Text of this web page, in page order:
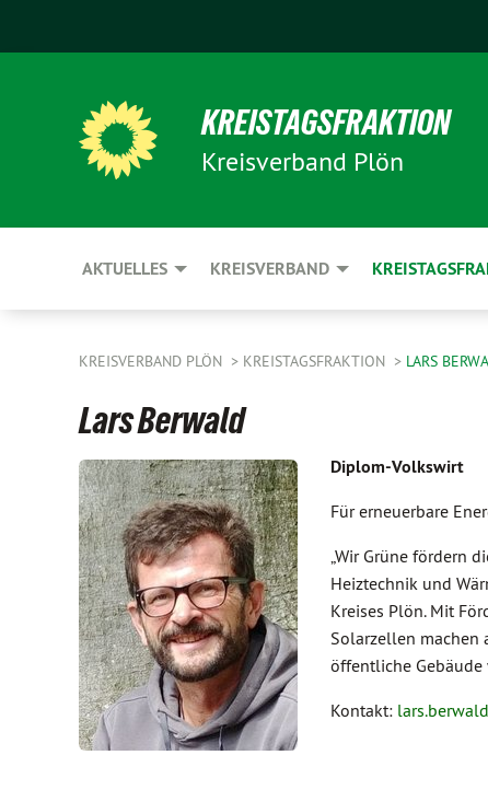
KREISTAGSFRAKTION
Kreisverband Plön
AKTUELLES KREISVERBAND
KREISVERBAND PLÖN KREISTAGSFRAKTION LARS
Lars Berwald
Diplom-Volkswirt
Für erneuerbare
„Wir Grüne fördern
Heiztechnik und
Kreises Plön. Mit
Solarzellen machen
öffentliche Gebäude
Kontakt: